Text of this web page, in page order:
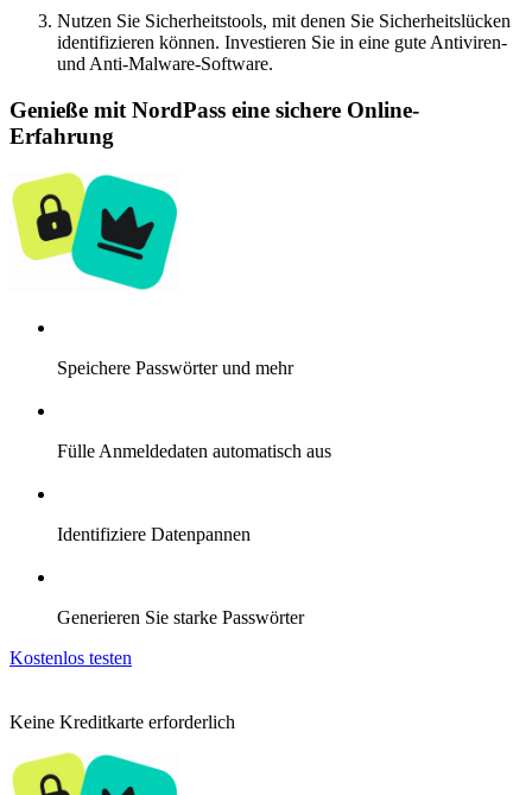
Nutzen Sie Sicherheitstools, mit denen Sie Sicherheitslücken
identifizieren können. Investieren Sie in eine gute Antiviren-
und Anti-Malware-Software.
Genieße mit NordPass eine sichere Online-
Erfahrung
Speichere Passwörter und mehr
Fülle Anmeldedaten automatisch aus
Identifiziere Datenpannen
Generieren Sie starke Passwörter
Kostenlos testen
Keine Kreditkarte erforderlich